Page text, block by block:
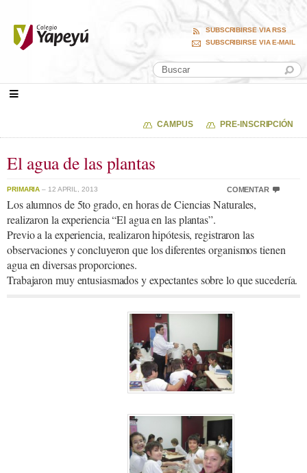
SUBSCRIBIRSE VIA RSS
SUBSCRIBIRSE VIA E-MAIL
CAMPUS PRE-INSCRIPCIÓN
El agua de las plantas
PRIMARIA – 12 APRIL, 2013 COMENTAR
Los alumnos de 5to grado, en horas de Ciencias Naturales,
realizaron la experiencia “El agua en las plantas”.
Previo a la experiencia, realizaron hipótesis, registraron las
observaciones y concluyeron que los diferentes organismos tienen
agua en diversas proporciones.
Trabajaron muy entusiasmados y expectantes sobre lo que sucedería.